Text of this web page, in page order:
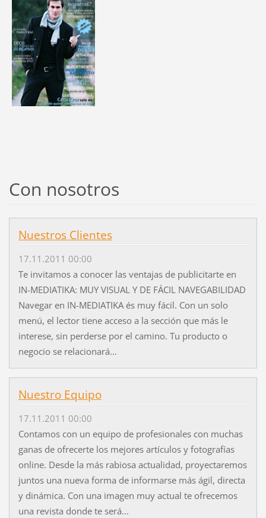
Con nosotros
Nuestros Clientes
17.11.2011 00:00
Te invitamos a conocer las ventajas de publicitarte en
IN-MEDIATIKA: MUY VISUAL Y DE FÁCIL NAVEGABILIDAD
Navegar en IN-MEDIATIKA és muy fácil. Con un solo
menú, el lector tiene acceso a la sección que más le
interese, sin perderse por el camino. Tu producto o
negocio se relacionará...
Nuestro Equipo
17.11.2011 00:00
Contamos con un equipo de profesionales con muchas
ganas de ofrecerte los mejores artículos y fotografías
online. Desde la más rabiosa actualidad, proyectaremos
juntos una nueva forma de informarse más ágil, directa
y dinámica. Con una imagen muy actual te ofrecemos
una revista donde te será...